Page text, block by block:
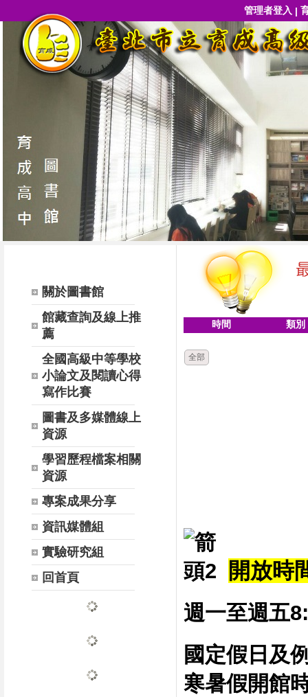
管理者登入 |
關於圖書館
館藏查詢及線上推
薦
全國高級中等學校
小論文及閱讀心得
寫作比賽
圖書及多媒體線上
資源
學習歷程檔案相關
資源
專案成果分享
資訊媒體組
實驗研究組
回首頁
時間 類別
全部
開放時
週一至週五
國定假日及
寒暑假開館